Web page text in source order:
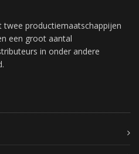
twee productiemaatschappijen
een groot aantal
in onder andere